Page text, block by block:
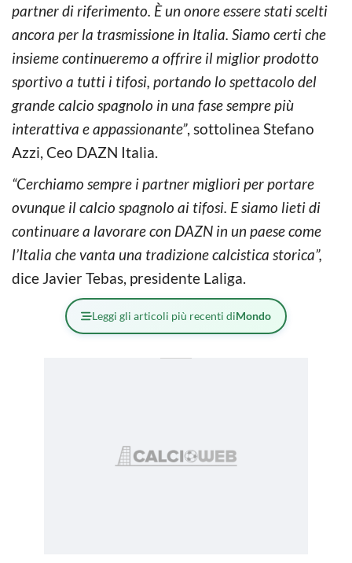
partner di riferimento. È un onore essere stati scelti
ancora per la trasmissione in Italia. Siamo certi che
insieme continueremo a offrire il miglior prodotto
sportivo a tutti i tifosi, portando lo spettacolo del
grande calcio spagnolo in una fase sempre più
interattiva e appassionante”, sottolinea Stefano
Azzi, Ceo DAZN Italia.
“Cerchiamo sempre i partner migliori per portare
ovunque il calcio spagnolo ai tifosi. E siamo lieti di
continuare a lavorare con DAZN in un paese come
l’Italia che vanta una tradizione calcistica storica”,
dice Javier Tebas, presidente Laliga.
Leggi gli articoli più recenti diMondo